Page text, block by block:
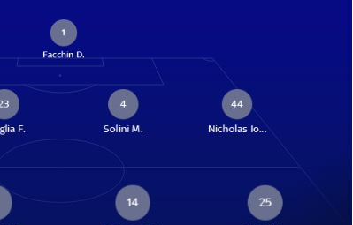
1
Facchin D.
F.
4
Solini M.
44
Nicholas Io...
14 25